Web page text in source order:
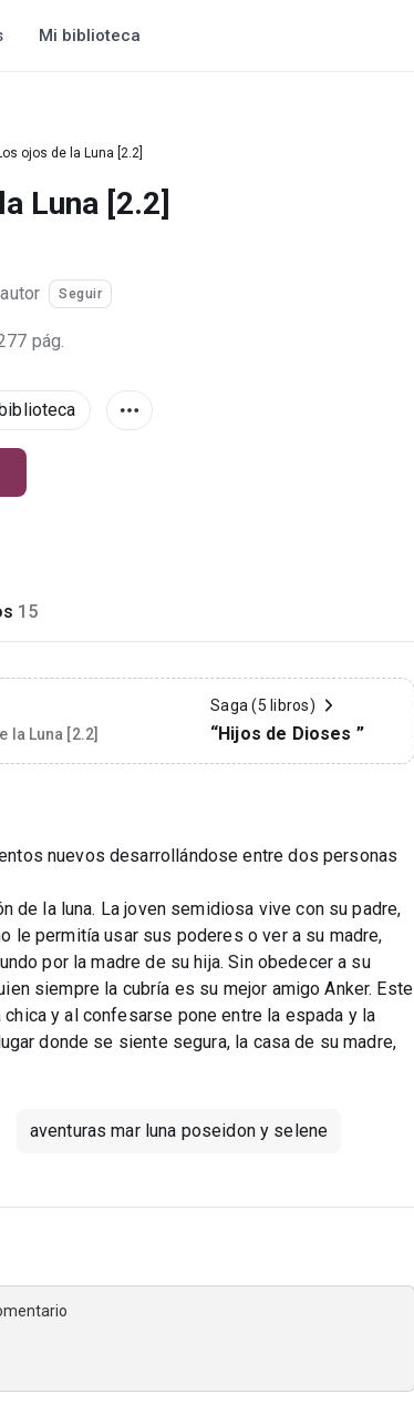
Mi biblioteca
ojos de la Luna [2.2]
Luna [2.2]
autor Seguir
pág.
15
la Luna [2.2]
Saga (5 libros)
“Hijos de Dioses ”
nuevos desarrollándose entre dos personas
de la luna. La joven semidiosa vive con su padre,
le permitía usar sus poderes o ver a su madre,
por la madre de su hija. Sin obedecer a su
siempre la cubría es su mejor amigo Anker. Este
y al confesarse pone entre la espada y la
donde se siente segura, la casa de su madre,
aventuras mar luna poseidon y selene